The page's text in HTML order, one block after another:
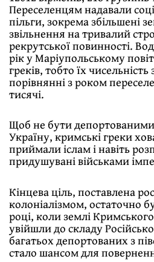
Переселенцям надавали
пільги, зокрема збільшені
звільнення на тривалий
рекрутської повинності.
рік у Маріупольському
греків, тобто їх
порівнянні з роком
тисячі.
Щоб не бути
Україну, кримські греки
приймали іслам і навіть
придушувані військами
Кінцева ціль, поставлена
колоніалізмом, остаточно
році, коли землі
увійшли до складу
багатьох депортованих з
стало шансом для